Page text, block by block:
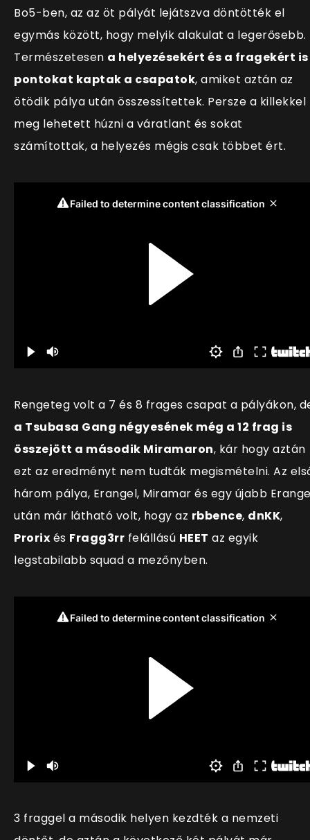
Bo5-ben, az az öt pályát lejátszva döntötték el
egymás között, hogy melyik alakulat a legerősebb.
Természetesen a helyezésekért és a fragekért is
pontokat kaptak a csapatok, amiket aztán az
ötödik pálya után összessítettek. Persze a killekkel
meg lehetett húzni a váratlant és sokat
számítottak, a helyezés mégis csak többet ért.
Rengeteg volt a 7 és 8 frages csapat a pályákon,
a Tsubasa Gang négyesének még a 12 frag is
összejött a második Miramaron, kár hogy aztán
ezt az eredményt nem tudták megismételni. Az
három pálya, Erangel, Miramar és egy újabb
után már látható volt, hogy az rbbence, dnKK,
Prorix és Fragg3rr felállású HEET az egyik
legstabilabb squad a mezőnyben.
3 fraggel a második helyen kezdték a nemzeti